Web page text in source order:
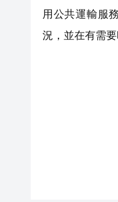
用公共運輸服
況，並在有需